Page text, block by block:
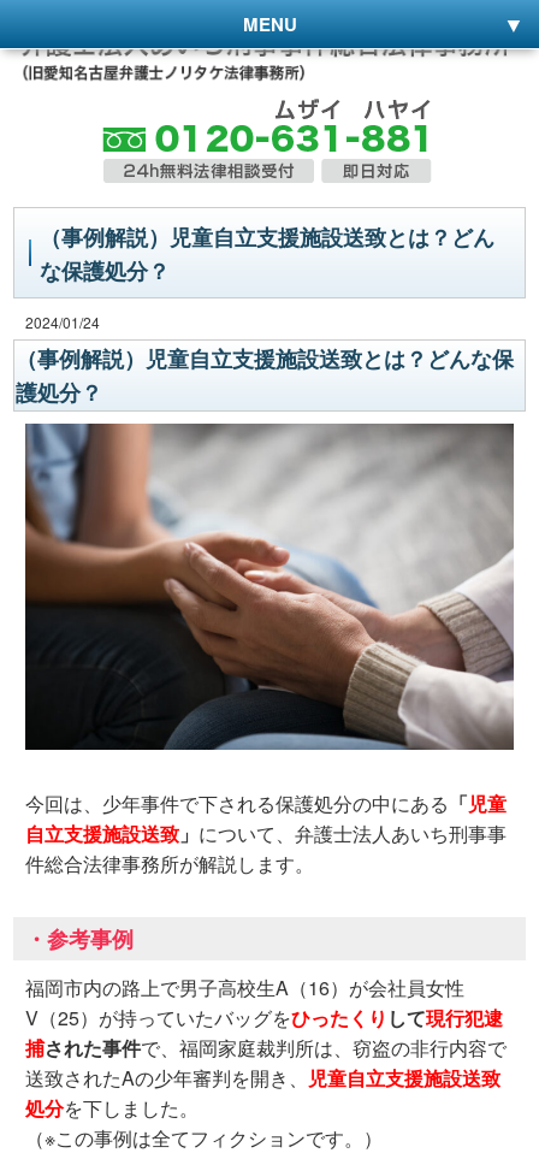
MENU
（事例解説）児童自立支援施設送致とは？どん
な保護処分？
2024/01/24
（事例解説）児童自立支援施設送致とは？どんな保
護処分？
今回は、少年事件で下される保護処分の中にある 「児童
自立支援施設送致 」 について、弁護士法人あいち刑事事
件総合法律事務所が解説します。
・参考事例
福岡市内の路上で男子高校生A（16）が会社員女性
V（25）が持っていたバッグをひったくり して現行犯逮
捕された事件で、福岡家庭裁判所は、窃盗の非行内容で
送致されたAの少年審判を開き、 児童自立支援施設送致
処分を下しました。
（※この事例は全てフィクションです。）